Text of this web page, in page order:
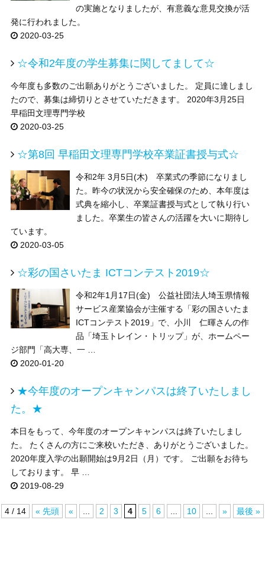
の実施となりましたが、有意義な意見交換が活
発に行われました。
2020-03-25
☆令和2年度の学生募集に関してまして☆
今年度も多数のご出願ありがとうございました。 定員に達しまし
たので、募集は締切りとさせていただきます。 2020年3月25日
早稲田文理専門学校
2020-03-25
☆第8回 早稲田文理専門学校卒業証書授与式☆
令和2年 3月5日(木) 卒業式の季節になりまし
た。昨今の状況から安全確保のため、本年度は
式典を縮小し、卒業証書授与式として執り行い
ました。卒業生の皆さんの活躍を大いに期待し
ています。
2020-03-05
☆彩の国さいたま ICTコンテスト2019☆
令和2年1月17日(金) 公益社団法人埼玉県情報
サービス産業協会が主催する「彩の国さいたま
ICTコンテスト2019」で、小川 仁暉さんの作
品「埼玉トレイン・トリップ」が、ホームペー
ジ部門「高大専、一 …
2020-01-20
★今年度のオープンキャンパスは終了いたしまし
た。★
本日をもって、今年度のオープンキャンパスは終了いたしまし
た。 たくさんの方にご来校いただき、ありがとうございました。
2020年度入学の出願開始は9月2日（月）です。 ご出願をお待ち
しております。 早 …
2019-08-29
4 / 14 « 先頭 « 2 3 4 5 6 10 » 最後 »